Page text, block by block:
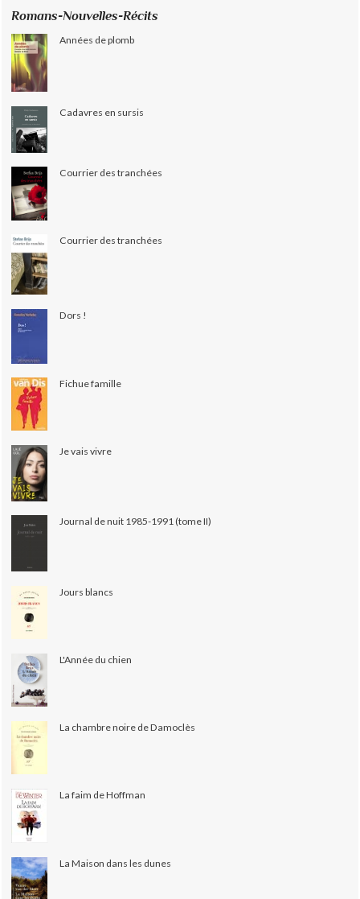
Romans-Nouvelles-Récits
Années de plomb
Cadavres en sursis
Courrier des tranchées
Courrier des tranchées
Dors !
Fichue famille
Je vais vivre
Journal de nuit 1985-1991 (tome II)
Jours blancs
L'Année du chien
La chambre noire de Damoclès
La faim de Hoffman
La Maison dans les dunes